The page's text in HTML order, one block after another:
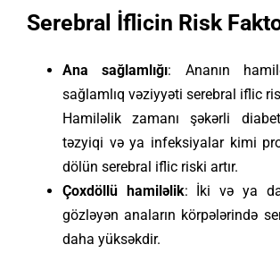
Serebral İflicin Risk
Ana sağlamlığı: Ananın
sağlamlıq vəziyyəti serebral iflic
Hamiləlik zamanı şəkərli
təzyiqi və ya infeksiyalar kimi
dölün serebral iflic riski artır.
Çoxdöllü hamiləlik: İki və ya
gözləyən anaların körpələrində
daha yüksəkdir.